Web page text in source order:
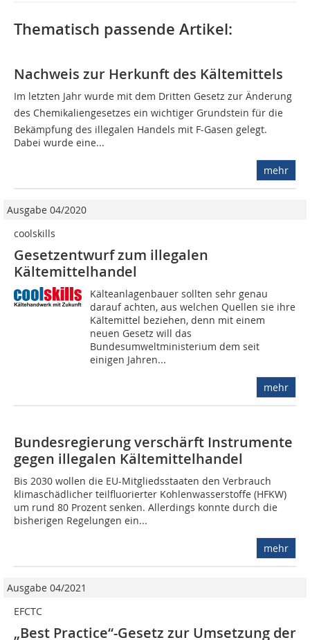
Thematisch passende Artikel:
Nachweis zur Herkunft des Kältemittels
Im letzten Jahr wurde mit dem Dritten Gesetz zur Änderung
des Chemikaliengesetzes ein wichtiger Grundstein für die
Bekämpfung des illegalen Handels mit F-Gasen gelegt.
Dabei wurde eine...
mehr
Ausgabe 04/2020
coolskills
Gesetzentwurf zum illegalen
Kältemittelhandel
Kälteanlagenbauer sollten sehr genau
darauf achten, aus welchen Quellen sie ihre
Kältemittel beziehen, denn mit einem
neuen Gesetz will das
Bundesumweltministerium dem seit
einigen Jahren...
mehr
Bundesregierung verschärft Instrumente
gegen illegalen Kältemittelhandel
Bis 2030 wollen die EU-Mitgliedsstaaten den Verbrauch
klimaschädlicher teilfluorierter Kohlenwasserstoffe (HFKW)
um rund 80 Prozent senken. Allerdings konnte durch die
bisherigen Regelungen ein...
mehr
Ausgabe 04/2021
EFCTC
„Best Practice“-Gesetz zur Umsetzung der